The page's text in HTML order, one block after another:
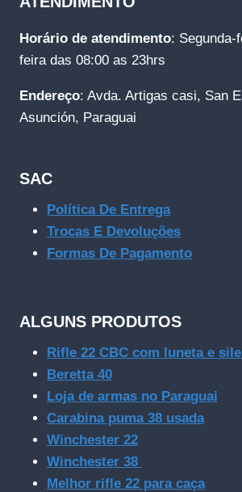
Horário de atendimento: Segunda-
feira das 08:00 as 23hrs
Endereço: Avda. Artigas casi, San
Asunción, Paraguai
SAC
Política De Entrega
Trocas E Devoluções
Formas De Pagamento
ALGUNS PRODUTOS
Rifle 22 CBC com luneta e
Beretta 40
Loja de armas no Paraguai
Carabina puma 38 usada
Winchester 22
Winchester 38
Melhor rifle 22 para caça